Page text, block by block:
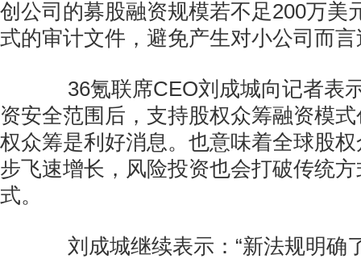
创公司的募股融资规模若不足200万美
式的审计文件，避免产生对小公司而
36氪联席CEO刘成城向记者表
资安全范围后，支持股权众筹融资模
权众筹是利好消息。也意味着全球股
步飞速增长，风险投资也会打破传统
式。
刘成城继续表示：“新法规明确